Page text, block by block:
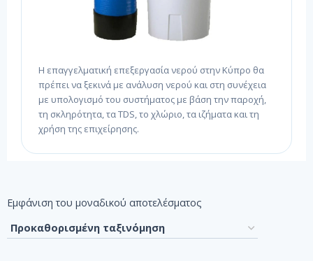
Η επαγγελματική επεξεργασία νερού στην Κύπρο θα
πρέπει να ξεκινά με ανάλυση νερού και στη συνέχεια
με υπολογισμό του συστήματος με βάση την παροχή,
τη σκληρότητα, τα TDS, το χλώριο, τα ιζήματα και τη
χρήση της επιχείρησης.
Εμφάνιση του μοναδικού αποτελέσματος